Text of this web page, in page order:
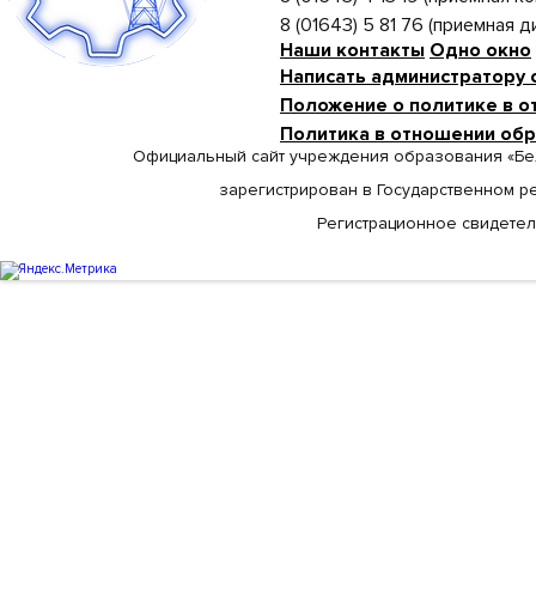
8 (01643) 5 81 76 (приемная
Наши контакты Одно окно
Написать администратору
Положение о политике в
Политика в отношении
Официальный сайт учреждения образования
зарегистрирован в Государственном
Регистрационное